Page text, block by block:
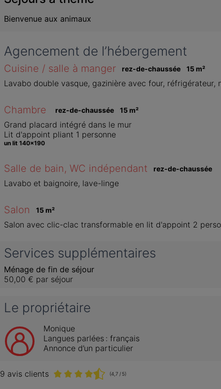
Bienvenue aux animaux
Agencement de l’hébergement
Cuisine / salle à manger rez-de-chaussée 15 m²
Lavabo double vasque, gazinière avec four, réfrigérateur,
Chambre rez-de-chaussée 15 m²
Grand placard intégré dans le mur
Lit d'appoint pliant 1 personne
un lit 140x190
Salle de bain, WC indépendant rez-de-chaussée
Lavabo et baignoire, lave-linge
Salon 15 m²
Salon avec clic-clac transformable en lit d'appoint 2
Services supplémentaires
Ménage de fin de séjour
50,00 € par séjour
Le propriétaire
Monique
Langues parlées : français
Annonce d’un particulier
9 avis clients (4,7 / 5)